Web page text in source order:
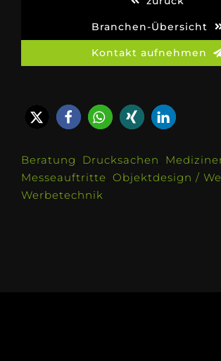
Branchen-Übersicht
Kontakt aufnehmen
Beratung Drucksachen
Messeauftritte Objektdesign /
Werbetechnik